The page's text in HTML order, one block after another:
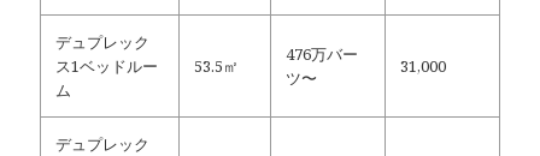
デュプレック
ス1ベッドルー
ム
53.5㎡
476万バー
ツ〜
31,000
デュプレック